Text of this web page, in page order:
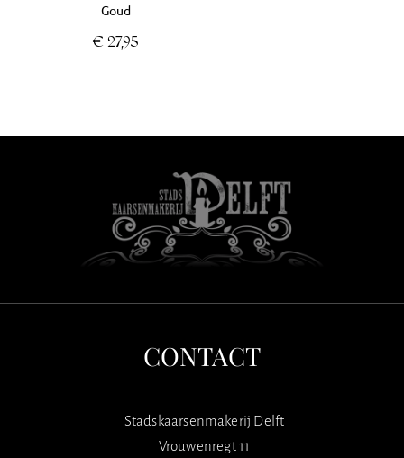
Goud
€ 27,95
CONTACT
Stadskaarsenmakerij Delft
Vrouwenregt 11